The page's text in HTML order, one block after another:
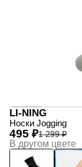
LI-NING
Носки Jogging
1 299 ₽
495 ₽
В другом цвете